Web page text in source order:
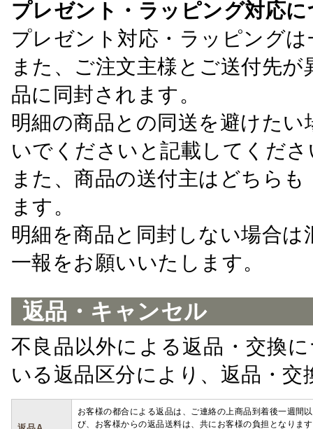
プレゼント・ラッピング対応
プレゼント対応・ラッピング
また、ご注文主様とご送付先
品に同封されます。
明細の商品との同送を避けた
いでくださいと記載してくださ
また、商品の送付主はどちら
ます。
明細を商品と同封しない場合
一報をお願いいたします。
返品・キャンセル
不良品以外による返品・交換
いる返品区分により、返品・
お客様の都合による返品は、ご連絡の上商品到着後一週間
び、お客様からの返品送料は、共にお客様の負担となりま